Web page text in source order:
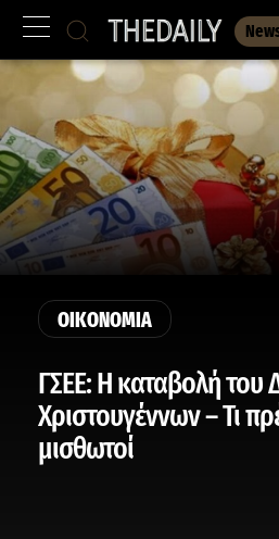
ΟΙΚΟΝΟΜΙΑ
ΓΣΕΕ: Η καταβολή του
Χριστουγέννων – Τι
μισθωτοί